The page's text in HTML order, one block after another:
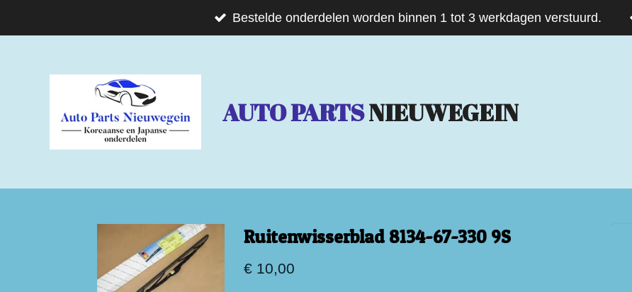
Bestelde onderdelen worden binnen 1 tot 3 werkdagen verstuurd.
AUTO PARTSNIEUWEGEIN
Ruitenwisserblad 8134-67-330 9S
€ 10,00